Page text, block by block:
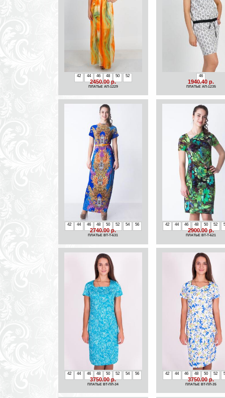
42 44 46 48 50 52
2450.00 р.
ПЛАТЬЕ АП-1229
46
1940.40 р.
ПЛАТЬЕ АП-1235
42 44 46 48 50 52 54 56
2740.00 р.
ПЛАТЬЕ ВТ-Т-631
42 44 46 48 50 52
2900.00 р.
ПЛАТЬЕ ВТ-Т-621
42 44 46 48 50 52 54 56
3750.00 р.
ПЛАТЬЕ ВТ-ПЛ-34
42 44 46 48 50 52
3750.00 р.
ПЛАТЬЕ ВТ-ПЛ-35